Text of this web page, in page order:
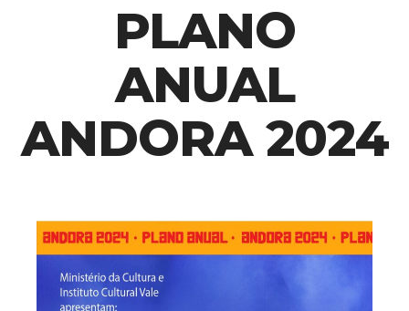
PLANO
ANUAL
ANDORA 2024